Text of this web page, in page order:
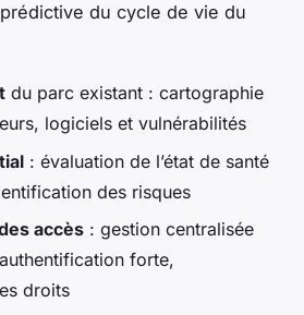
du cycle de vie du
du parc existant : cartographie
logiciels et vulnérabilités
: évaluation de l’état de santé
des risques
accès : gestion centralisée
forte,
droits